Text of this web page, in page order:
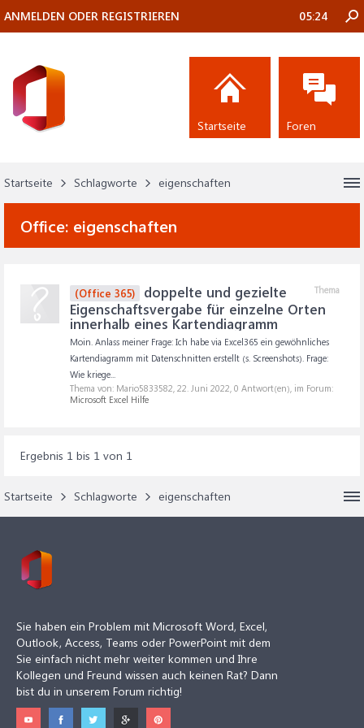
Startseite Schlagworte eigenschaften
Office: eigenschaften
Thema
(Office 365)
doppelte und gezielte
Eigenschaftsvergabe für einzelne Orten
innerhalb eines Kartendiagramm
Moin. Anlass meiner Frage: Ich habe via Excel365 ein gewöhnliches
Kartendiagramm mit Datenschnitten erstellt (s. Screenshots). Frage:
Wie kriege...
Thema von: Mario5833582, 22. Juni 2022, 0 Antwort(en), im Forum:
Microsoft Excel Hilfe
Ergebnis 1 bis 1 von 1
Startseite Schlagworte eigenschaften
ANMELDEN ODER REGISTRIEREN 05:24
Startseite Foren
Sie haben ein Problem mit Microsoft Word, Excel,
Outlook, Access, Teams oder PowerPoint mit dem
Sie einfach nicht mehr weiter kommen und Ihre
Kollegen und Freund wissen auch keinen Rat? Dann
bist du in unserem Forum richtig!